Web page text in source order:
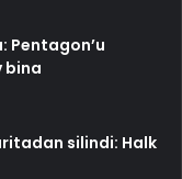
Pentagon’u
bina
silindi: Halk